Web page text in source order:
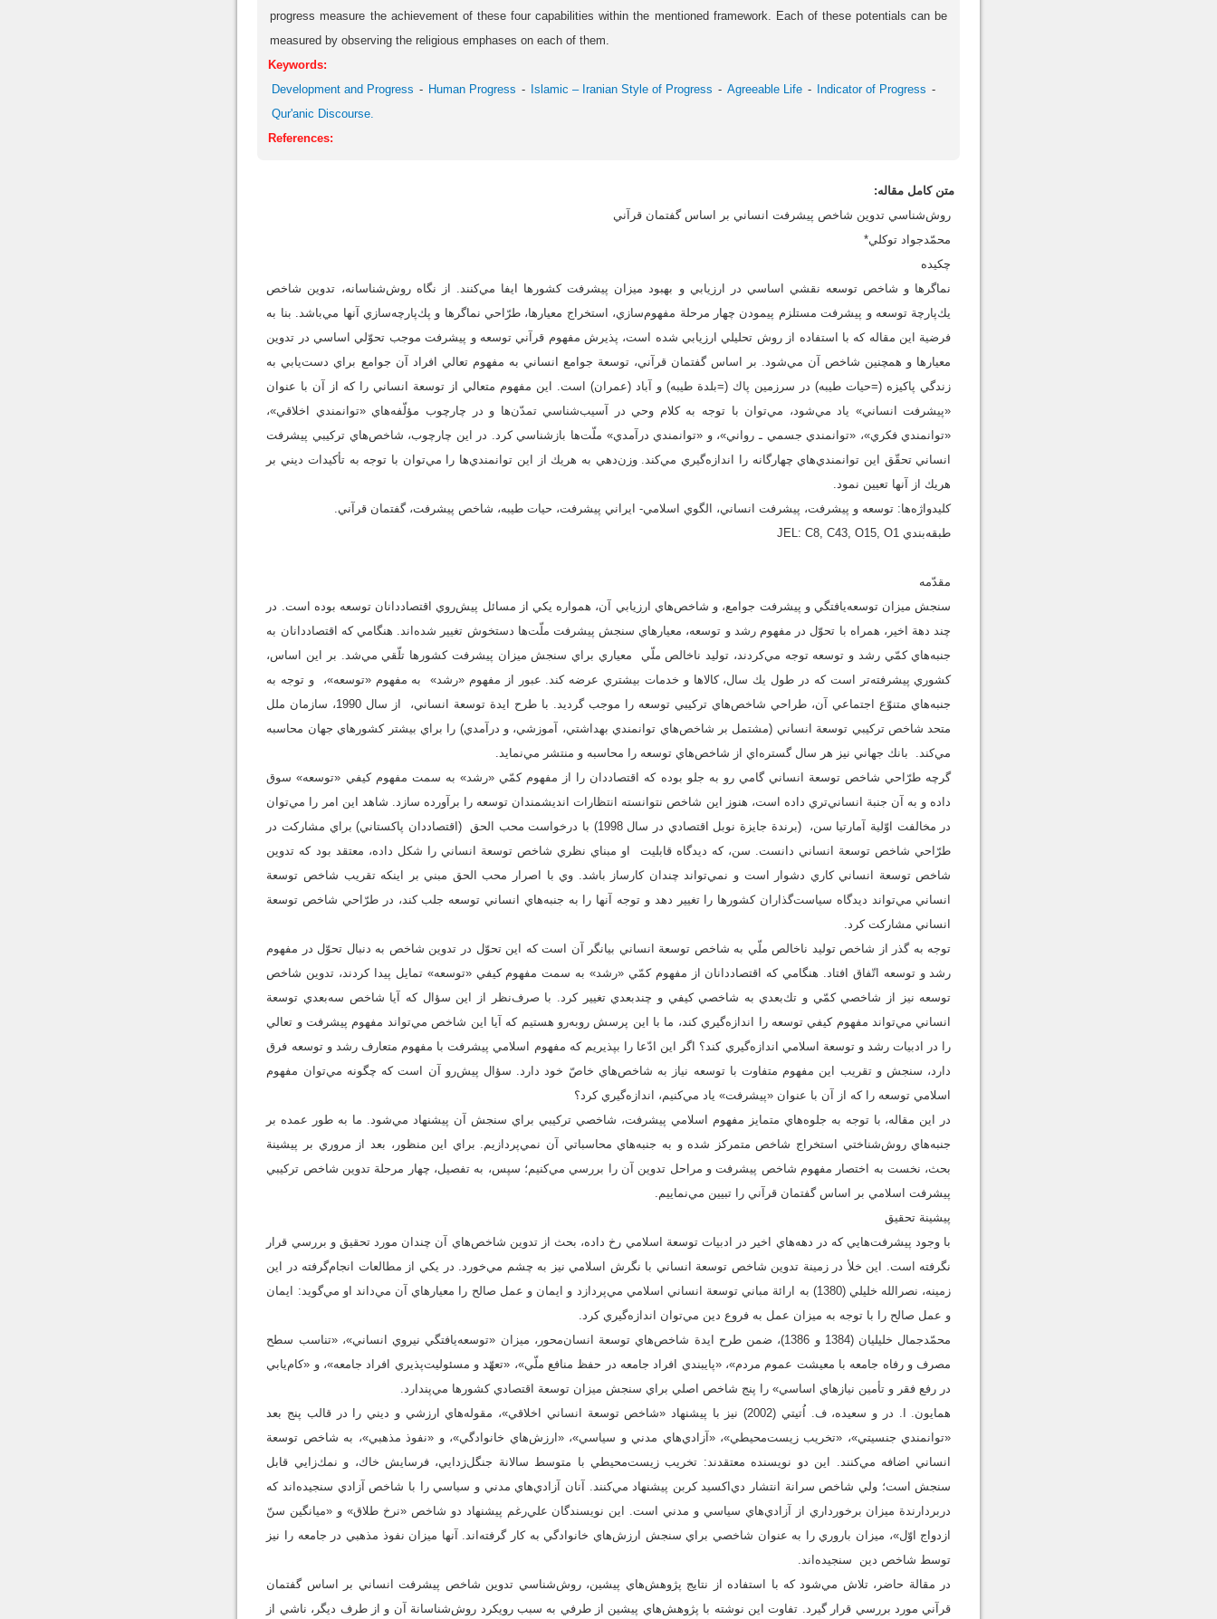
progress measure the achievement of these four capabilities within the mentioned framework. Each of these potentials can be
measured by observing the religious emphases on each of them.
Keywords:
Development and Progress
Human Progress Islamic – Iranian Style of Progress Agreeable Life
Indicator of Progress
Qur'anic Discourse.
References:
متن کامل مقاله:
روش‌شناسي تدوين شاخص پيشرفت انساني بر اساس گفتمان قرآني
محمّدجواد توكلي*
چكيده
نماگر‌ها و شاخص توسعه نقشي اساسي در ارزيابي و بهبود ميزان پيشرفت كشورها ايفا مي‌كنند. از نگاه روش‌شناسانه، تدوين شاخص
يك‌پارچة توسعه و پيشرفت مستلزم پيمودن چهار مرحلة مفهوم‌سازي، استخراج معيارها، طرّاحي نماگر‌ها و پك‌پارچه‌سازي آنها مي‌باشد. بنا به
فرضية اين مقاله كه با استفاده از روش تحليلي ارزيابي شده است، پذيرش مفهوم قرآني توسعه و پيشرفت موجب تحوّلي اساسي در تدوين
معيارها و همچنين شاخص آن مي‌شود. بر اساس گفتمان قرآني، توسعة جوامع انساني به مفهوم تعالي افراد آن جوامع براي دست‌يابي به
زندگي پاكيزه (=حيات طيبه) در سرزمين پاك (=بلدة طيبه) و آباد (عمران) است. اين مفهوم متعالي از توسعة انساني را كه از آن با عنوان
«پيشرفت انساني» ياد مي‌شود، مي‌توان با توجه به كلام وحي در آسيب‌شناسي تمدّن‌ها و در چارچوب مؤلّفه‌هاي «توانمندي اخلاقي»،
«توانمندي فكري»، «توانمندي جسمي ـ رواني»، و «توانمندي درآمدي» ملّت‌ها بازشناسي كرد. در اين چارچوب، شاخص‌هاي تركيبي پيشرفت
انساني تحقّق اين توانمندي‌هاي چهارگانه را اندازه‌گيري مي‌كند. وزن‌دهي به هريك از اين توانمندي‌ها را مي‌توان با توجه به تأكيدات ديني بر
هريك از آنها تعيين نمود.
كليدواژه‌ها: توسعه و پيشرفت، پيشرفت انساني، الگوي اسلامي- ايراني پيشرفت، حيات طيبه، شاخص پيشرفت، گفتمان قرآني.
طبقه‌بندي JEL: C8, C43, O15, O1
مقدّمه
سنجش ميزان توسعه‌يافتگي و پيشرفت جوامع، و شاخص‌هاي ارزيابي آن، همواره يكي از مسائل پيش‌روي اقتصاددانان توسعه بوده است. در
چند دهة اخير، همراه با تحوّل در مفهوم رشد و توسعه، معيارهاي سنجش پيشرفت ملّت‌ها دستخوش تغيير شده‌اند. هنگامي كه اقتصاددانان به
جنبه‌هاي كمّي رشد و توسعه توجه مي‌كردند، توليد ناخالص ملّي معياري براي سنجش ميزان پيشرفت كشورها تلّقي مي‌شد. بر اين اساس،
كشوري پيشرفته‌تر است كه در طول يك سال، كالاها و خدمات بيشتري عرضه كند. عبور از مفهوم «رشد» به مفهوم «توسعه»، و توجه به
جنبه‌هاي متنوّع اجتماعي آن، طراحي شاخص‌هاي تركيبي توسعه را موجب گرديد. با طرح ايدة توسعة انساني، از سال 1990، سازمان ملل
متحد شاخص تركيبي توسعة انساني (مشتمل بر شاخص‌هاي توانمندي بهداشتي، آموزشي، و درآمدي) را براي بيشتر كشورهاي جهان محاسبه
مي‌كند. بانك جهاني نيز هر سال گستره‌اي از شاخص‌هاي توسعه را محاسبه و منتشر مي‌نمايد.
گرچه طرّاحي شاخص توسعة انساني گامي رو به جلو بوده كه اقتصاددان را از مفهوم كمّي «رشد» به سمت مفهوم كيفي «توسعه» سوق
داده و به آن جنبة انساني‌تري داده است، هنوز اين شاخص نتوانسته انتظارات انديشمندان توسعه را برآورده سازد. شاهد اين امر را مي‌توان
در مخالفت اوّلية آمارتيا سن، (برندة جايزة نوبل اقتصادي در سال 1998) با درخواست محب الحق (اقتصاد‌دان پاكستاني) براي مشاركت در
طرّاحي شاخص توسعة انساني دانست. سن، كه ديدگاه قابليت او مبناي نظري شاخص توسعة انساني را شكل داده، معتقد بود كه تدوين
شاخص توسعة انساني كاري دشوار است و نمي‌تواند چندان كارساز باشد. وي با اصرار محب الحق مبني بر اينكه تقريب شاخص توسعة
انساني مي‌تواند ديدگاه سياست‌گذاران كشورها را تغيير دهد و توجه آنها را به جنبه‌هاي انساني توسعه جلب كند، در طرّاحي شاخص توسعة
انساني مشاركت كرد.
توجه به گذر از شاخص توليد ناخالص ملّي به شاخص توسعة انساني بيانگر آن است كه اين تحوّل در تدوين شاخص به دنبال تحوّل در مفهوم
رشد و توسعه اتّفاق افتاد. هنگامي كه اقتصاد‌دانان از مفهوم كمّي «رشد» به سمت مفهوم كيفي «توسعه» تمايل پيدا كردند، تدوين شاخص
توسعه نيز از شاخصي كمّي و تك‌بعدي به شاخصي كيفي و چندبعدي تغيير كرد. با صرف‌نظر از اين سؤال كه آيا شاخص سه‌بعدي توسعة
انساني مي‌تواند مفهوم كيفي توسعه را اندازه‌گيري كند، ما با اين پرسش روبه‌رو هستيم كه آيا اين شاخص مي‌تواند مفهوم پيشرفت و تعالي
را در ادبيات رشد و توسعة اسلامي اندازه‌گيري كند؟ اگر اين ادّعا را بپذيريم كه مفهوم اسلامي پيشرفت با مفهوم متعارف رشد و توسعه فرق
دارد، سنجش و تقريب اين مفهوم متفاوت با توسعه نياز به شاخص‌هاي خاصّ خود دارد. سؤال پيش‌رو آن است كه چگونه مي‌توان مفهوم
اسلامي توسعه را كه از آن با عنوان «پيشرفت» ياد مي‌كنيم، اندازه‌گيري كرد؟
در اين مقاله، با توجه به جلوه‌هاي متمايز مفهوم اسلامي پيشرفت، شاخصي تركيبي براي سنجش آن پيشنهاد مي‌شود. ما به طور عمده بر
جنبه‌هاي روش‌شناختي استخراج شاخص متمركز شده و به جنبه‌هاي محاسباتي آن نمي‌پردازيم. براي اين منظور، بعد از مروري بر پيشينة
بحث، نخست به اختصار مفهوم شاخص پيشرفت و مراحل تدوين آن را بررسي مي‌كنيم؛ سپس، به تفصيل، چهار مرحلة تدوين شاخص تركيبي
پيشرفت اسلامي بر اساس گفتمان قرآني را تبيين مي‌نماييم.
پيشينة تحقيق
با وجود پيشرفت‌هايي كه در دهه‌هاي اخير در ادبيات توسعة اسلامي رخ داده، بحث از تدوين شاخص‌هاي آن چندان مورد تحقيق و بررسي قرار
نگرفته است. اين خلأ در زمينة تدوين شاخص توسعة انساني با نگرش اسلامي نيز به چشم مي‌خورد. در يكي از مطالعات انجام‌گرفته در اين
زمينه، نصرالله خليلي (1380) به ارائة مباني توسعة انساني اسلامي مي‌پردازد و ايمان و عمل صالح را معيارهاي آن مي‌داند او مي‌گويد: ايمان
و عمل صالح را با توجه به ميزان عمل به فروع دين مي‌توان اندازه‌گيري كرد.
محمّدجمال خليليان (1384 و 1386)، ضمن طرح ايدة شاخص‌هاي توسعة انسان‌محور، ميزان «توسعه‌يافتگي نيروي انساني»، «تناسب سطح
مصرف و رفاه جامعه با معيشت عموم مردم»، «پايبندي افراد جامعه در حفظ منافع ملّي»، «تعهّد و مسئوليت‌پذيري افراد جامعه»، و «كام‌يابي
در رفع فقر و تأمين نيازهاي اساسي» را پنج شاخص اصلي براي سنجش ميزان توسعة اقتصادي كشورها مي‌پندارد.
همايون. ا. در و سعيده، ف. اُتيتي (2002) نيز با پيشنهاد «شاخص توسعة انساني اخلاقي»، مقوله‌هاي ارزشي و ديني را در قالب پنج بعد
«توانمندي جنسيتي»، «تخريب زيست‌محيطي»، «آزادي‌هاي مدني و سياسي»، «ارزش‌هاي خانوادگي»، و «نفوذ مذهبي»، به شاخص توسعة
انساني اضافه مي‌كنند. اين دو نويسنده معتقدند: تخريب زيست‌محيطي با متوسط سالانة جنگل‌زدايي، فرسايش خاك، و نمك‌زايي قابل
سنجش است؛ ولي شاخص سرانة انتشار دي‌اكسيد كربن پيشنهاد مي‌كنند. آنان آزادي‌هاي مدني و سياسي را با شاخص آزادي سنجيده‌اند كه
دربردارندة ميزان برخورداري از آزادي‌هاي سياسي و مدني است. اين نويسندگان علي‌رغم پيشنهاد دو شاخص «نرخ طلاق» و «ميانگين سنّ
ازدواج اوّل»، ميزان باروري را به عنوان شاخصي براي سنجش ارزش‌هاي خانوادگي به كار گرفته‌اند. آنها ميزان نفوذ مذهبي در جامعه را نيز
توسط شاخص دين سنجيده‌اند.
در مقالة حاضر، تلاش مي‌شود كه با استفاده از نتايج پژوهش‌هاي پيشين، روش‌شناسي تدوين شاخص پيشرفت انساني بر اساس گفتمان
قرآني مورد بررسي قرار گيرد. تفاوت اين نوشته با پژوهش‌هاي پيشين از طرفي به سبب رويكرد روش‌شناسانة آن و از طرف ديگر، ناشي از